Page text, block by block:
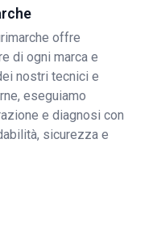
offre
di ogni marca e
nostri tecnici e
eseguiamo
e diagnosi con
sicurezza e